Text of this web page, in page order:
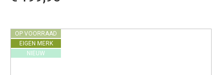
OP VOORRAAD
EIGEN MERK
NIEUW